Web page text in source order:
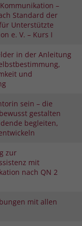
–
Standard der
Unterstützte
e. V. – Kurs I
in der Anleitung
und
sein – die
gestalten
begleiten,
zur
mit
nach QN 2
mit allen